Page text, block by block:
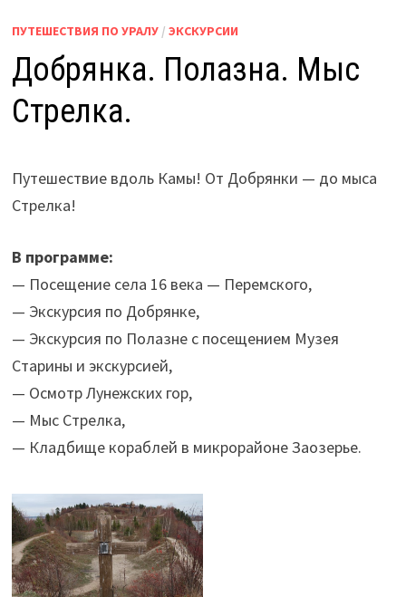
ПУТЕШЕСТВИЯ ПО УРАЛУ/ ЭКСКУРСИИ
Добрянка. Полазна. Мыс
Стрелка.
Путешествие вдоль Камы! От Добрянки — до мыса
Стрелка!
В программе:
— Посещение села 16 века — Перемского,
— Экскурсия по Добрянке,
— Экскурсия по Полазне с посещением Музея
Старины и экскурсией,
— Осмотр Лунежских гор,
— Мыс Стрелка,
— Кладбище кораблей в микрорайоне Заозерье.